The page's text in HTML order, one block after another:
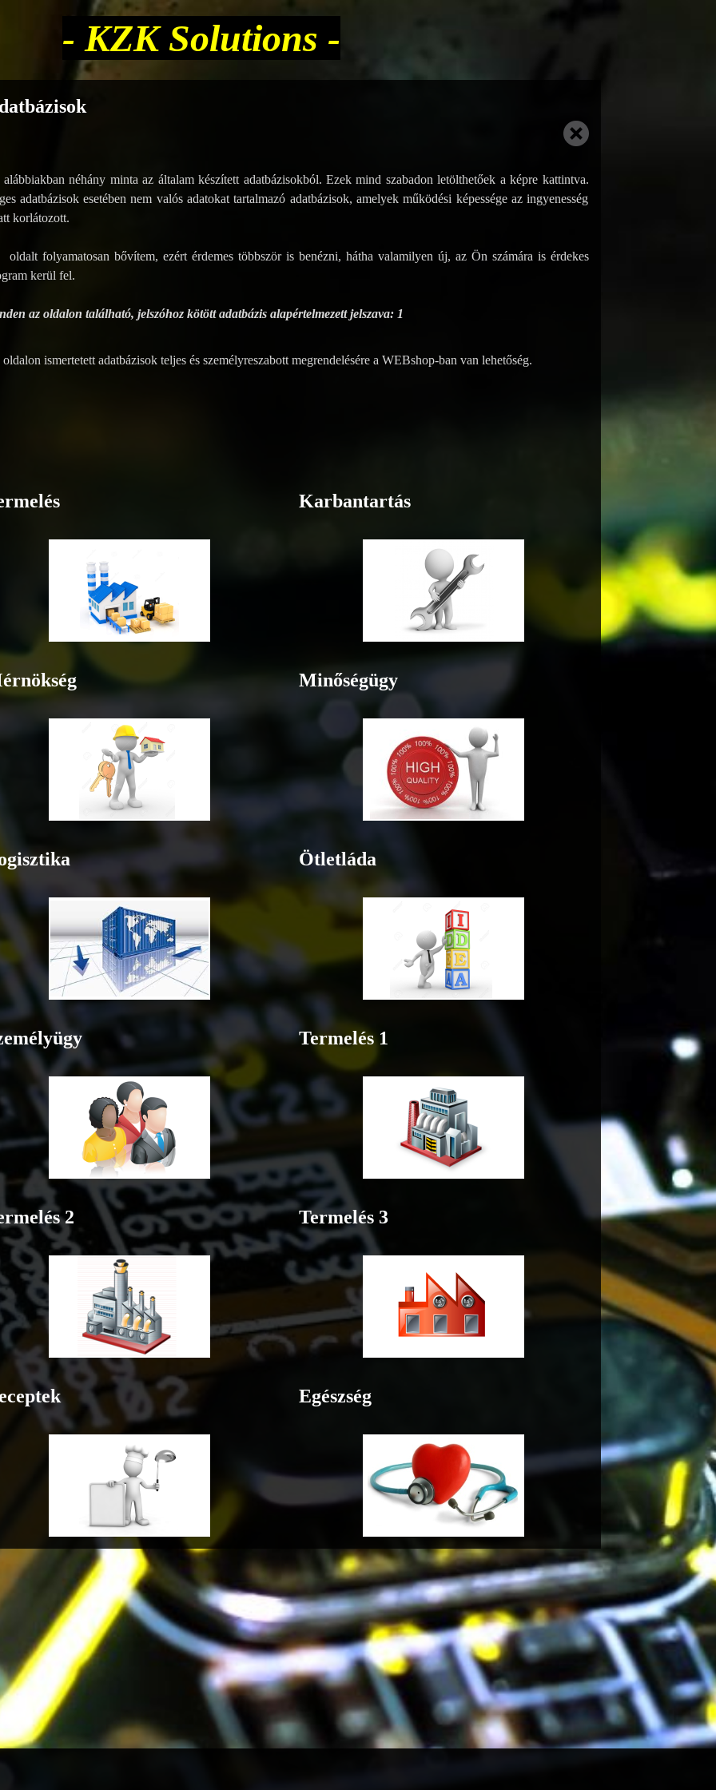
- KZK Solutions -
néhány minta az általam készített adatbázisokból. Ezek mind szabadon letölthetőek a képre kattintva.
adatbázisok esetében nem valós adatokat tartalmazó adatbázisok, amelyek működési képessége az ingyenesség
korlátozott.
folyamatosan bővítem, ezért érdemes többször is benézni, hátha valamilyen új, az Ön számára is érdekes
kerül fel.
az oldalon található, jelszóhoz kötött adatbázis alapértelmezett jelszava: 1
ismertetett adatbázisok teljes és személyreszabott megrendelésére a WEBshop-ban van lehetőség.
Karbantartás
Minőségügy
Ötletláda
Termelés 1
2 Termelés 3
Egészség